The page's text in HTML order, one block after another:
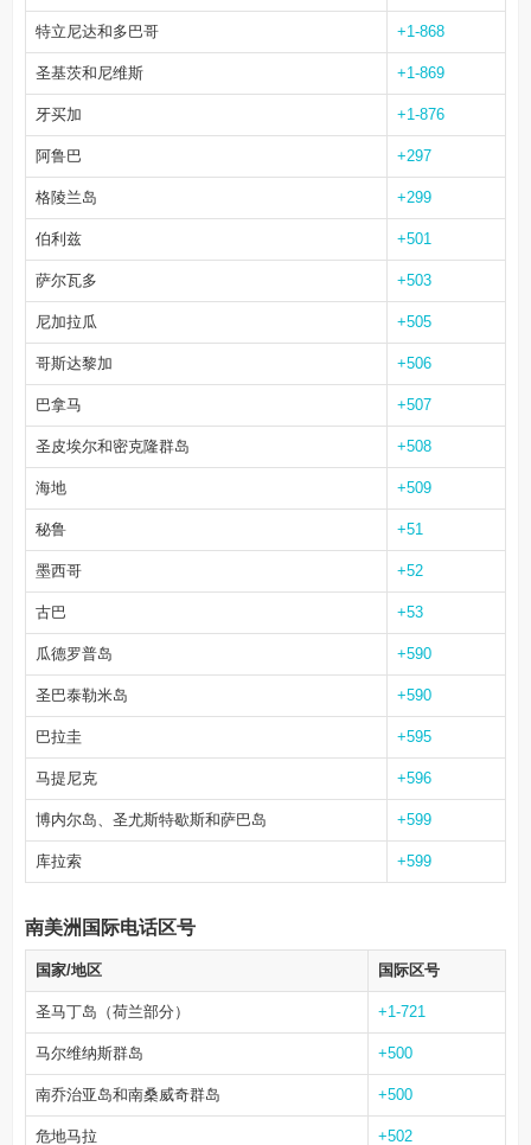
特立尼达和多巴哥 +1-868
圣基茨和尼维斯 +1-869
牙买加 +1-876
阿鲁巴 +297
格陵兰岛 +299
伯利兹 +501
萨尔瓦多 +503
尼加拉瓜 +505
哥斯达黎加 +506
巴拿马 +507
圣皮埃尔和密克隆群岛 +508
海地 +509
秘鲁 +51
墨西哥 +52
古巴 +53
瓜德罗普岛 +590
圣巴泰勒米岛 +590
巴拉圭 +595
马提尼克 +596
博内尔岛、圣尤斯特歇斯和萨巴岛 +599
库拉索 +599
南美洲国际电话区号
国家/地区 国际区号
圣马丁岛（荷兰部分） +1-721
马尔维纳斯群岛 +500
南乔治亚岛和南桑威奇群岛 +500
危地马拉 +502